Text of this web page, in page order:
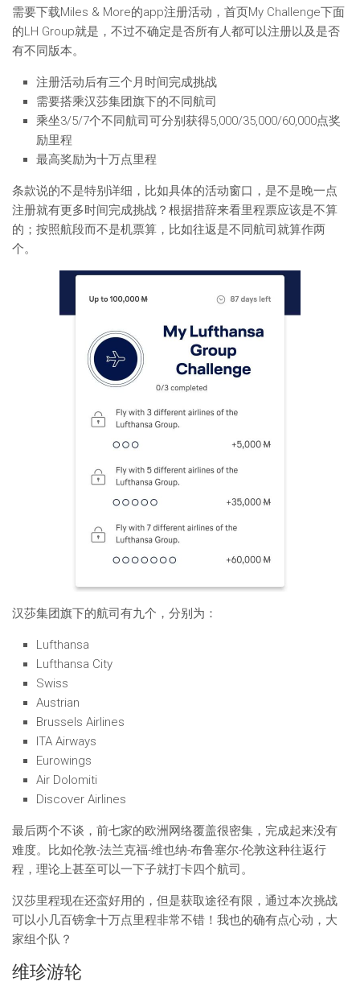
需要下载Miles & More的app注册活动，首页My Challenge下面
的LH Group就是，不过不确定是否所有人都可以注册以及是否
有不同版本。
注册活动后有三个月时间完成挑战
需要搭乘汉莎集团旗下的不同航司
乘坐3/5/7个不同航司可分别获得5,000/35,000/60,000点奖
励里程
最高奖励为十万点里程
条款说的不是特别详细，比如具体的活动窗口，是不是晚一点
注册就有更多时间完成挑战？根据措辞来看里程票应该是不算
的；按照航段而不是机票算，比如往返是不同航司就算作两
个。
汉莎集团旗下的航司有九个，分别为：
Lufthansa
Lufthansa City
Swiss
Austrian
Brussels Airlines
ITA Airways
Eurowings
Air Dolomiti
Discover Airlines
最后两个不谈，前七家的欧洲网络覆盖很密集，完成起来没有
难度。比如伦敦-法兰克福-维也纳-布鲁塞尔-伦敦这种往返行
程，理论上甚至可以一下子就打卡四个航司。
汉莎里程现在还蛮好用的，但是获取途径有限，通过本次挑战
可以小几百镑拿十万点里程非常不错！我也的确有点心动，大
家组个队？
维珍游轮